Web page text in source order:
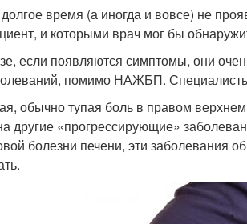
время (а иногда и вовсе) не
и которыми врач мог бы
если появляются симптомы, они
помимо НАЖБП.
обычно тупая боль в правом
другие «прогрессирующие»
болезни печени, эти